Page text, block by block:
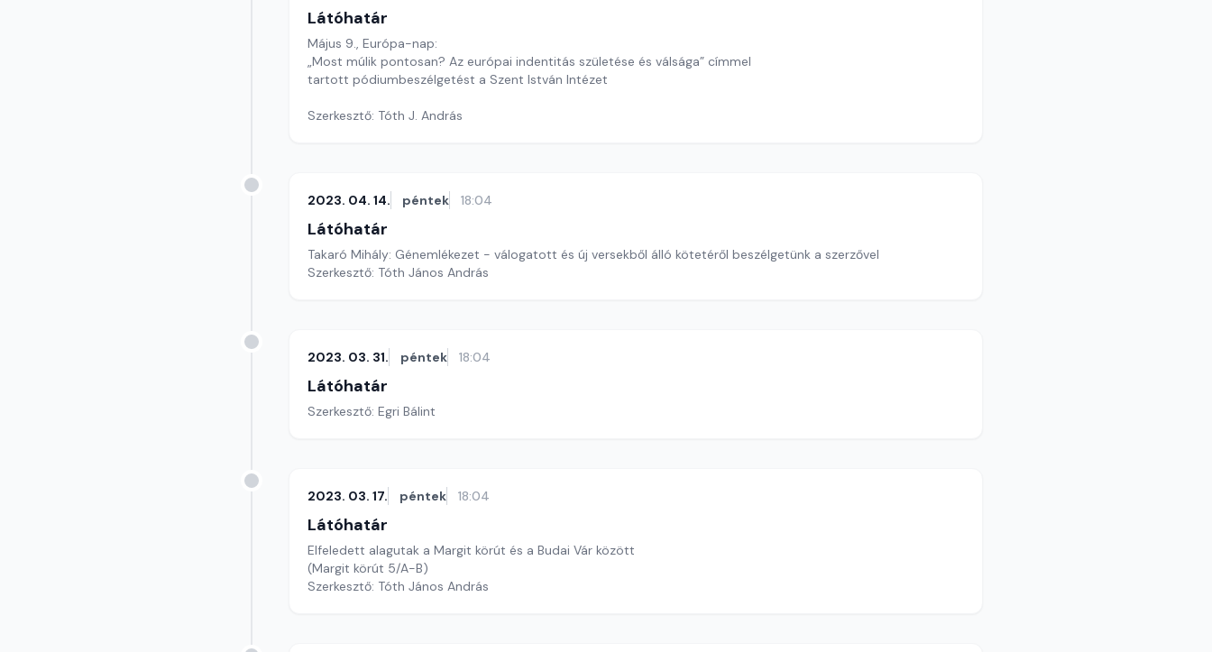
Látóhatár
Május 9., Európa-nap:
„Most múlik pontosan? Az európai indentitás születése és válsága” címmel
tartott pódiumbeszélgetést a Szent István Intézet
Szerkesztő: Tóth J. András
2023. 04. 14. péntek 18:04
Látóhatár
Takaró Mihály: Génemlékezet - válogatott és új versekből álló kötetéről beszélgetünk a szerzővel
Szerkesztő: Tóth János András
2023. 03. 31. péntek 18:04
Látóhatár
Szerkesztő: Egri Bálint
2023. 03. 17. péntek 18:04
Látóhatár
Elfeledett alagutak a Margit körút és a Budai Vár között
(Margit körút 5/A-B)
Szerkesztő: Tóth János András